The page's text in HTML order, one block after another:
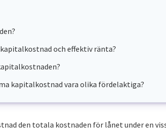
och effektiv ränta?
kapitalkostnad vara olika fördelaktiga?
den totala kostnaden för lånet under en